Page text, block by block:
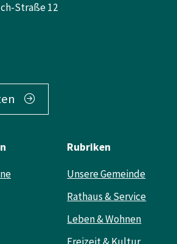
Straße 12
Rubriken
Unsere Gemeinde
Rathaus & Service
Leben & Wohnen
Freizeit & Kultur